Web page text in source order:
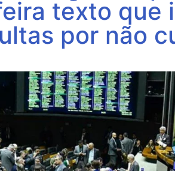
texto que
por não